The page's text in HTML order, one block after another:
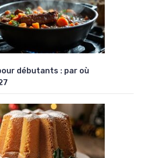
débutants : par où